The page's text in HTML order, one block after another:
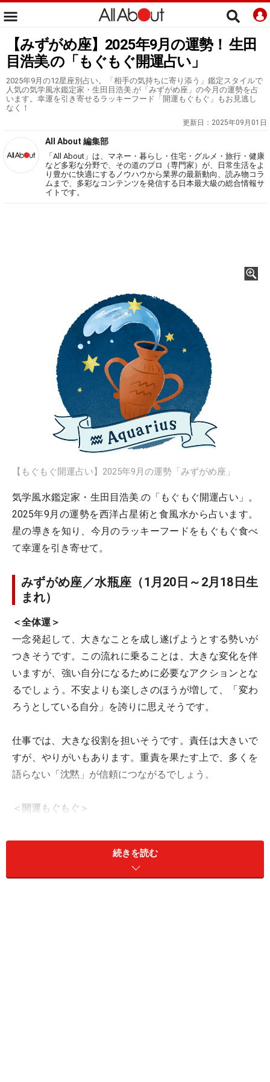
【みずがめ座】2025年9月の運勢！ 生田
目浩美.の「もぐもぐ開運占い」
2025年9月の12星座別占い。「相手の気持ちに寄り添う」鑑定スタイルで
人気の気学風水鑑定家・生田目浩美.が「みずがめ座」の今月の運勢を占
います。幸運を引き寄せるラッキーフード「開運もぐもぐ」もお見逃し
なく！
更新日： 2025年09月01日
All About 編集部
「All About」は、マネー・暮らし・住宅・グルメ・旅行・健康
など多彩な分野で、その道のプロ（専門家）が、日常生活をよ
り豊かに快適にするノウハウから業界の最新動向、読み物コラ
ムまで、多彩なコンテンツを発信する日本最大級の総合情報サ
イトです。
【もぐもぐ開運占い】2025年9月の運勢「みずがめ座」
気学風水鑑定家・生田目浩美.の「もぐもぐ開運占い」。
2025年9月の運勢を西洋占星術と食風水から占います。
星の導きを知り、今月のラッキーフードをもぐもぐ食べ
て幸運を引き寄せて。
みずがめ座／水瓶座（1月20日～2月18日生
まれ）
＜全体運＞
一念発起して、大きなことを成し遂げようとする勢いが
つきそうです。この流れに乗ることは、大きな変化を伴
いますが、強い自分になるために必要なアクションとな
るでしょう。不安よりも楽しさのほうが増して、「変わ
ろうとしている自分」を誇りに思えそうです。
仕事では、大きな役割を担いそうです。責任は大きいで
すが、やりがいもあります。重責を果たす上で、多くを
語らない「沈黙」が信頼につながるでしょう。
＜開運もぐもぐ＞
います。おすすめは「芋煮」です。旬の食材を使った芋
煮には、金のパワーがしっかりと宿っており、まさにぴ
ったりの一品といえるでしょう。
続きを読む